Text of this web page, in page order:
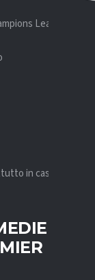
League e
in casa